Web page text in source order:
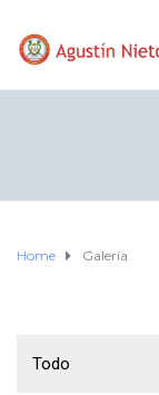
Home Galería